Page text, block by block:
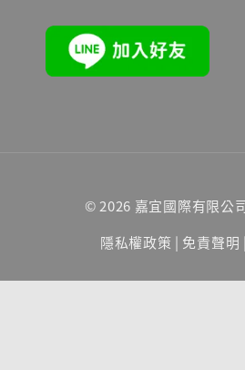
© 2026 嘉宜國際有限公
隱私權政策 | 免責聲明 |